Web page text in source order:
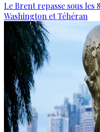
Le Brent repasse sous
Washington et Téhéran